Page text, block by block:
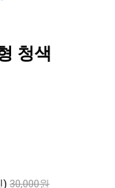
청색
) 30,000원